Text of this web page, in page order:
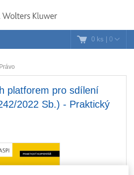
0 ks | 0
Právo
platforem pro sdílení
2022 Sb.) - Praktický